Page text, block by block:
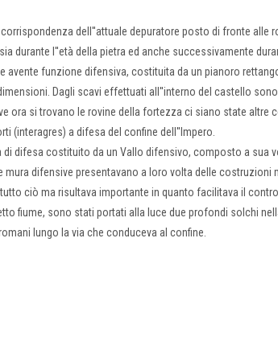
dell''attuale depuratore posto di fronte alle
durante l''età della pietra ed anche successivamente
funzione difensiva, costituita da un pianoro
Dagli scavi effettuati all''interno del castello
ora si trovano le rovine della fortezza ci siano state altre
(interagres) a difesa del confine dell''Impero.
difesa costituito da un Vallo difensivo, composto a sua
mura difensive presentavano a loro volta delle costruzioni
ciò ma risultava importante in quanto facilitava il
fiume, sono stati portati alla luce due profondi solchi
lungo la via che conduceva al confine.